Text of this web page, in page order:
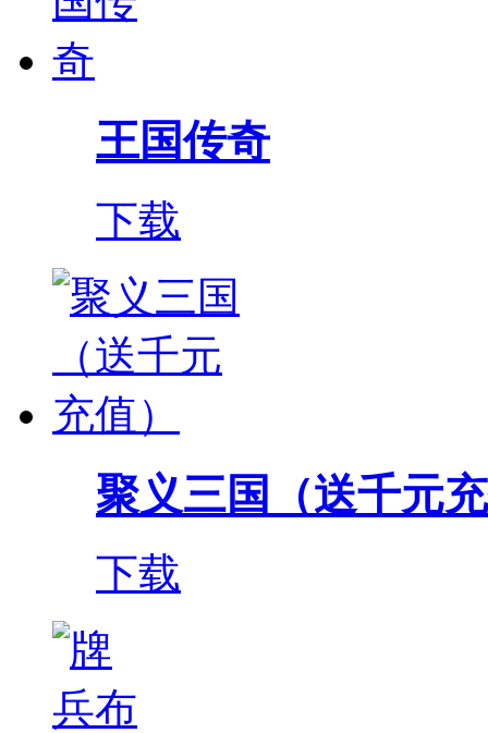
王国传奇
下载
聚义三国（送千元
下载